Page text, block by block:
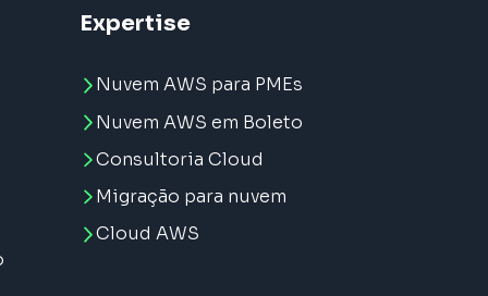
Expertise
Nuvem AWS para PMEs
Nuvem AWS em Boleto
Consultoria Cloud
Migração para nuvem
Cloud AWS